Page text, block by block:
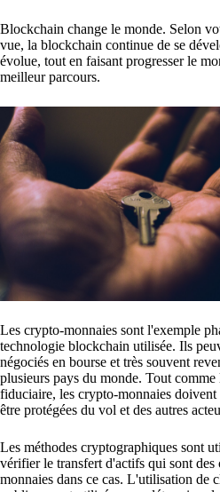
Blockchain change le monde. Selon
vue, la blockchain continue de se
évolue, tout en faisant progresser le
meilleur parcours.
Les crypto-monnaies sont l'exemple
technologie blockchain utilisée. Ils
négociés en bourse et très souvent
plusieurs pays du monde. Tout comme
fiduciaire, les crypto-monnaies doivent
être protégées du vol et des autres
Les méthodes cryptographiques sont
vérifier le transfert d'actifs qui sont des
monnaies dans ce cas. L'utilisation de